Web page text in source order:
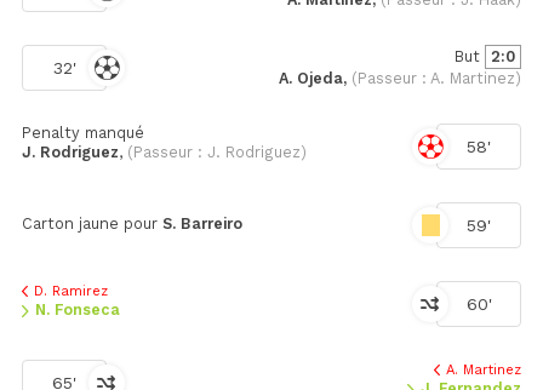
32'
But 2:0
A. Ojeda, (Passeur : A. Martinez)
58'
Penalty manqué
J. Rodriguez, (Passeur : J. Rodriguez)
59'
Carton jaune pour S. Barreiro
60'
D. Ramirez
N. Fonseca
65'
A. Martinez